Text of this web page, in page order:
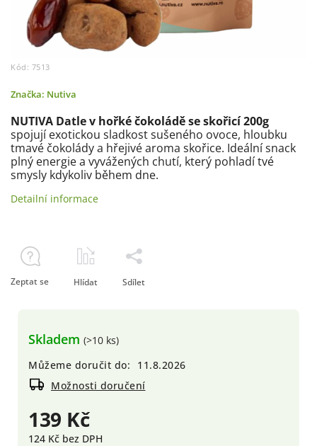
Kód: 7513
Značka: Nutiva
139 Kč
124 Kč bez DPH
Skladem (>10 ks)
Můžeme doručit do:
11.8.2026
Možnosti doručení
NUTIVA Datle v hořké čokoláděse skořicí 200g
spojují exotickou sladkost sušeného ovoce, hloubku
tmavé čokolády a hřejivé aroma skořice. Ideální snack
plný energie a vyvážených chutí, který pohladí tvé
smysly kdykoliv během dne.
Detailní informace
Zeptat se Hlídat Sdílet